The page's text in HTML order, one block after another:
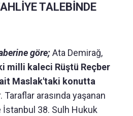
TALEBİNDE
göre;Ata Demirağ,
milli kaleci Rüştü Reçber
ait Maslak'taki konutta
Taraflar arasında yaşanan
İstanbul 38. Sulh Hukuk